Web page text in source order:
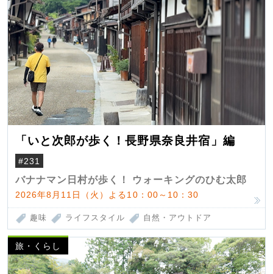
「いと次郎が歩く！長野県奈良井宿」編
#231
バナナマン日村が歩く！ ウォーキングのひむ太郎
2026年8月11日（火）よる10：00～10：30
趣味 ライフスタイル 自然・アウトドア
旅・くらし